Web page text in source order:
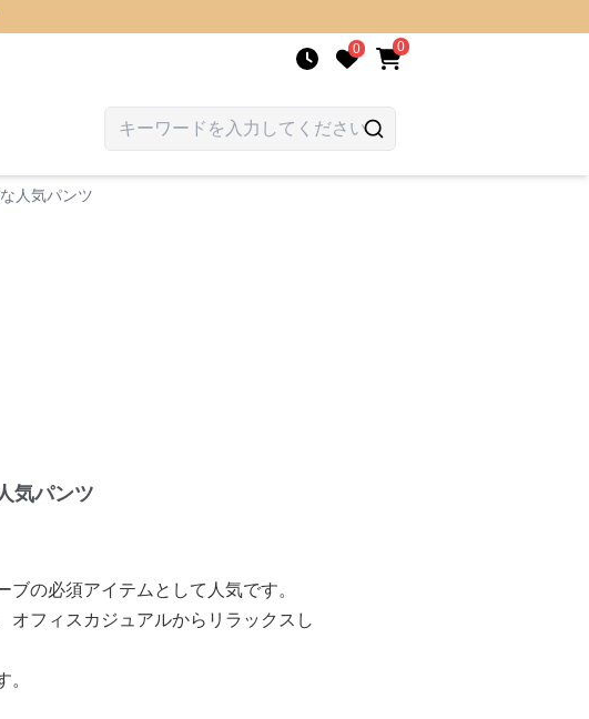
0 0
人気パンツ
気パンツ
の必須アイテムとして人気です。
オフィスカジュアルからリラックスし